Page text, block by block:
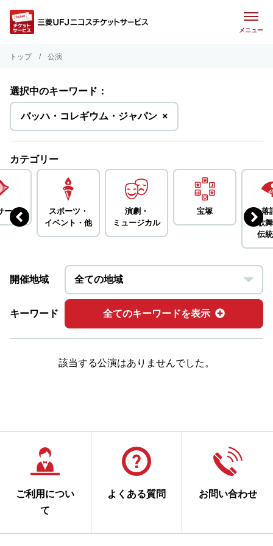
メニュー
トップ 公演
選択中のキーワード：
バッハ・コレギウム・ジャパンを
削
除
×
カテゴリー
ート
スポーツ・
イベント・ 他
演劇・
ミュージカル
宝塚
落
歌
伝
開催地域
キーワード 全てのキーワードを表示
該当する公演はありませんでした。
ご利用につい
て
よくある質問 お問い合わせ